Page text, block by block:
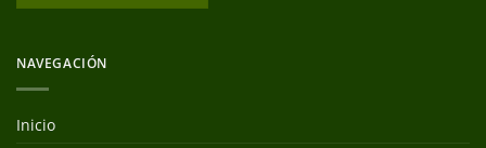
NAVEGACIÓN
Inicio